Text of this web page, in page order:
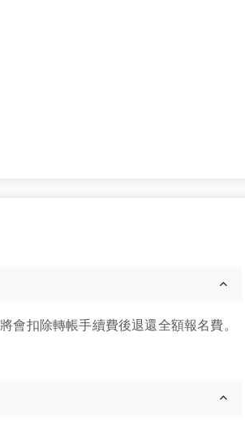
扣除轉帳手續費後退還全額報名費。